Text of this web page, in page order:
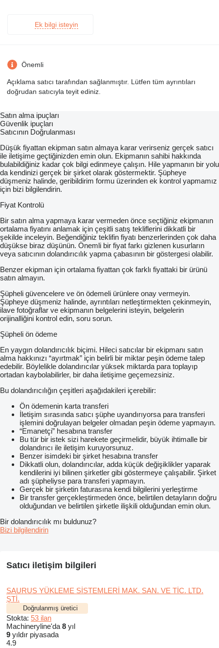
Ek bilgi isteyin
Önemli
Açıklama satıcı tarafından sağlanmıştır. Lütfen tüm ayrıntıları
doğrudan satıcıyla teyit ediniz.
Satın alma ipuçları
Güvenlik ipuçları
Satıcının Doğrulanması
Düşük fiyattan ekipman satın almaya karar verirseniz gerçek satıcı
ile iletişime geçtiğinizden emin olun. Ekipmanın sahibi hakkında
bulabildiğiniz kadar çok bilgi edinmeye çalışın. Hile yapmanın bir yolu
da kendinizi gerçek bir şirket olarak göstermektir. Şüpheye
düşmeniz halinde, geribildirim formu üzerinden ek kontrol yapmamız
için bizi bilgilendirin.
Fiyat Kontrolü
Bir satın alma yapmaya karar vermeden önce seçtiğiniz ekipmanın
ortalama fiyatını anlamak için çeşitli satış tekliflerini dikkatli bir
şekilde inceleyin. Beğendiğiniz teklifin fiyatı benzerlerinden çok daha
düşükse biraz düşünün. Önemli bir fiyat farkı gizlenen kusurların
veya satıcının dolandırıcılık yapma çabasının bir göstergesi olabilir.
Benzer ekipman için ortalama fiyattan çok farklı fiyattaki bir ürünü
satın almayın.
Şüpheli güvencelere ve ön ödemeli ürünlere onay vermeyin.
Şüpheye düşmeniz halinde, ayrıntıları netleştirmekten çekinmeyin,
ilave fotoğraflar ve ekipmanın belgelerini isteyin, belgelerin
orijinalliğini kontrol edin, soru sorun.
Şüpheli ön ödeme
En yaygın dolandırıcılık biçimi. Hileci satıcılar bir ekipmanı satın
alma hakkınızı “ayırtmak” için belirli bir miktar peşin ödeme talep
edebilir. Böylelikle dolandırıcılar yüksek miktarda para toplayıp
ortadan kaybolabilirler, bir daha iletişime geçemezsiniz.
Bu dolandırıcılığın çeşitleri aşağıdakileri içerebilir:
Ön ödemenin karta transferi
İletişim sırasında satıcı şüphe uyandırıyorsa para transferi
işlemini doğrulayan belgeler olmadan peşin ödeme yapmayın.
“Emanetçi” hesabına transfer
Bu tür bir istek sizi harekete geçirmelidir, büyük ihtimalle bir
dolandırıcı ile iletişim kuruyorsunuz.
Benzer isimdeki bir şirket hesabına transfer
Dikkatli olun, dolandırıcılar, adda küçük değişiklikler yaparak
kendilerini iyi bilinen şirketler gibi göstermeye çalışabilir. Şirket
adı şüpheliyse para transferi yapmayın.
Gerçek bir şirketin faturasına kendi bilgilerini yerleştirme
Bir transfer gerçekleştirmeden önce, belirtilen detayların doğru
olduğundan ve belirtilen şirketle ilişkili olduğundan emin olun.
Bir dolandırıcılık mı buldunuz?
Bizi bilgilendirin
Satıcı iletişim bilgileri
SAURUS YÜKLEME SİSTEMLERİ MAK. SAN. VE TİC. LTD.
ŞTİ.
Doğrulanmış üretici
Stokta: 53 ilan
Machineryline'da 8 yıl
9 yıldır piyasada
4.9